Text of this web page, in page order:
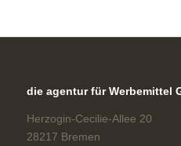
die agentur für Werbemittel
Herzogin-Cecilie-Allee 20
28217 Bremen